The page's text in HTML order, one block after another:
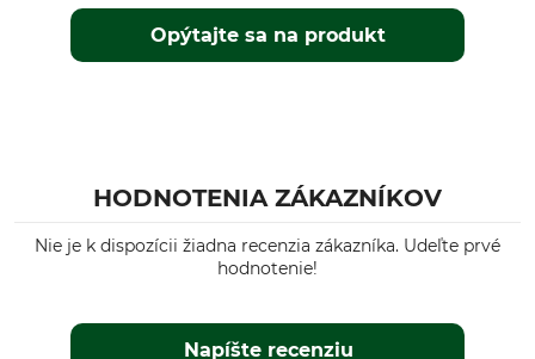
Opýtajte sa na produkt
HODNOTENIA ZÁKAZNÍKOV
Nie je k dispozícii žiadna recenzia zákazníka. Udeľte prvé
hodnotenie!
Napíšte recenziu